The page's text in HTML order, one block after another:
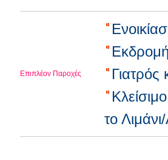
Επιπλέον Παροχές
το